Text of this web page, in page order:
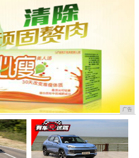
广告